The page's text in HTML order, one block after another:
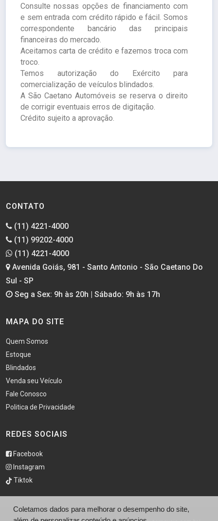
Consulte nossas opções de financiamento com
e sem entrada com crédito rápido e fácil. Somos
correspondente bancário das principais
financeiras do mercado.
Aceitamos carta de crédito e fazemos troca com
troco.
Temos autorização do Exército para
comercialização de veículos blindados.
A São Caetano Automóveis se reserva o direito
de corrigir eventuais erros de digitação.
Crédito sujeito a aprovação.
CONTATO
(11) 4221-4000
(11) 99202-4000
(11) 4221-4000
Avenida Goiás, 981 - Santo Antonio - São Caetano Do
Sul - SP
Seg a Sex: 9h às 20h | Sábado: 9h às 17h
MAPA DO SITE
Quem Somos
Estoque
Blindados
Venda seu Veículo
Fale Conosco
Politica de Privacidade
REDES SOCIAIS
Facebook
Instagram
Tiktok
Coletamos dados para melhorar o desempenho do site,